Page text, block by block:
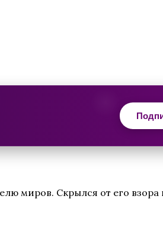
миров. Скрылся от его